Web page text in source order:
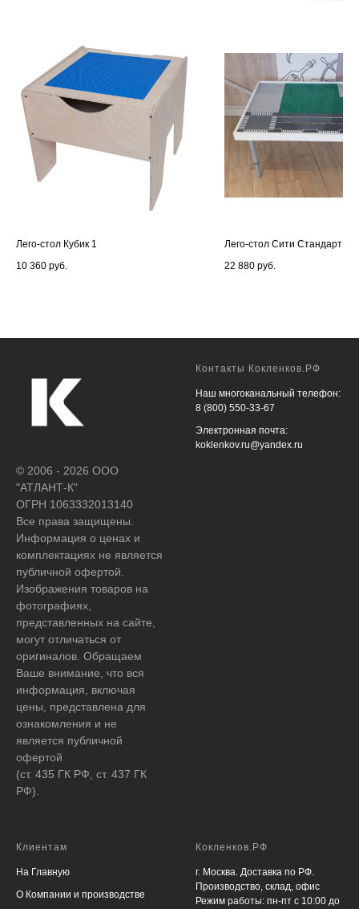
Лего-стол Кубик 1
10 360 руб.
Лего-стол Сити Стандарт
22 880 руб.
© 2006 - 2026 ООО
"АТЛАНТ-К"
ОГРН 1063332013140
Все права защищены.
Информация о ценах и
комплектациях не является
публичной офертой.
Изображения товаров на
фотографиях,
представленных на сайте,
могут отличаться от
оригиналов. Обращаем
Ваше внимание, что вся
информация, включая
цены, представлена для
ознакомления и не
является публичной
офертой
(ст. 435 ГК РФ, ст. 437 ГК
РФ).
Контакты Кокленков.РФ
Наш многоканальный телефон:
8 (800) 550-33-67
Электронная почта:
koklenkov.ru@yandex.ru
Клиентам
На Главную
О Компании и производстве
Кокленков.РФ
г. Москва. Доставка по РФ.
Производство, склад, офис
Режим работы: пн-пт с 10:00 до